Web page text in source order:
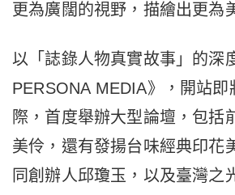
更為廣闊的視野，描繪出更為
以「誌錄人物真實故事」的深
PERSONA MEDIA》，開站即
際，首度舉辦大型論壇，包括
美伶，還有發揚台味經典印花
同創辦人邱瓊玉，以及臺灣之